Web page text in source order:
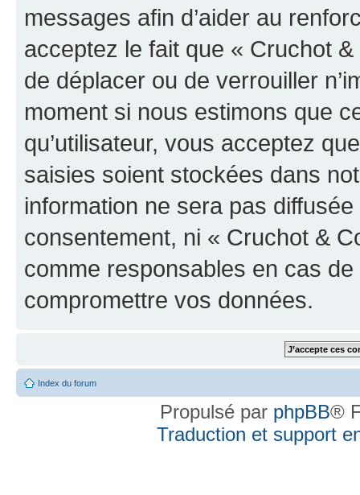
messages afin d’aider au
acceptez le fait que « Cruchot
de déplacer ou de verrouiller
moment si nous estimons que
qu’utilisateur, vous acceptez
saisies soient stockées dans
information ne sera pas
consentement, ni « Cruchot &
comme responsables en cas
compromettre vos données.
Index du forum
Propulsé par phpBB®
Traduction et support